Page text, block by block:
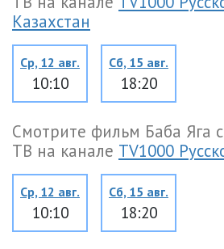
Казахстан
Ср, 12 авг.
10:10
Сб, 15 авг.
18:20
Смотрите фильм Баба Яга
ТВ на канале TV1000
Ср, 12 авг.
10:10
Сб, 15 авг.
18:20